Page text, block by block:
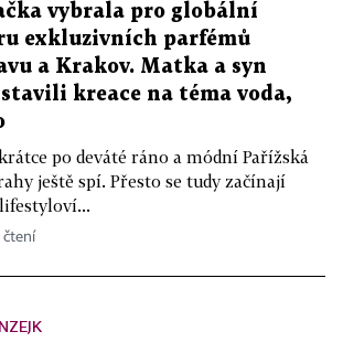
vybrala pro globální
exkluzivních parfémů
a Krakov. Matka a syn
kreace na téma voda,
po deváté ráno a módní Pařížská
ještě spí. Přesto se tudy začínají
čtení